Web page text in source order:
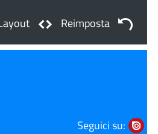
Reimposta
Seguici su: